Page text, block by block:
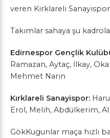
veren Kırklareli
Takımlar sahaya şu
Edirnespor Gençlik
Ramazan, Aytaç, İlkay,
Mehmet Narin
Kırklareli Sanayispor:
Erol, Melih, Abdülkerim,
GökKugunlar maça hızlı